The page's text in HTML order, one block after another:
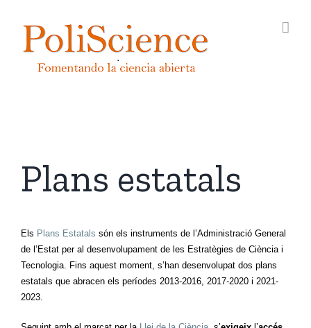
content
Plans estatals
Els Plans Estatals són els instruments de l’Administració General
de l’Estat per al desenvolupament de les Estratègies de Ciència i
Tecnologia. Fins aquest moment, s’han desenvolupat dos plans
estatals que abracen els períodes 2013-2016, 2017-2020 i 2021-
2023.